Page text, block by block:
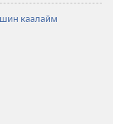
каалайм